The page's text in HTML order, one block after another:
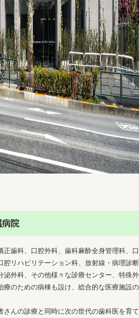
病院
正歯科、口腔外科、歯科麻酔全身管理科、口
腔リハビリテーション科、放射線・病理診断
泌外科、その他様々な診療センター、特殊外
療のための病棟も設け、総合的な医療施設の
さんの診療と同時に次の世代の歯科医を育て